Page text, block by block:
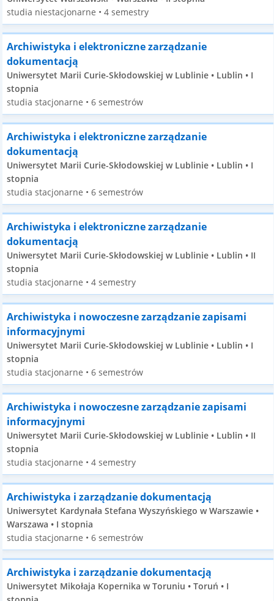
studia niestacjonarne • 4 semestry
Archiwistyka i elektroniczne zarządzanie
dokumentacją
Uniwersytet Marii Curie-Skłodowskiej w Lublinie • Lublin • I
stopnia
studia stacjonarne • 6 semestrów
Archiwistyka i elektroniczne zarządzanie
dokumentacją
Uniwersytet Marii Curie-Skłodowskiej w Lublinie • Lublin • I
stopnia
studia stacjonarne • 6 semestrów
Archiwistyka i elektroniczne zarządzanie
dokumentacją
Uniwersytet Marii Curie-Skłodowskiej w Lublinie • Lublin • II
stopnia
studia stacjonarne • 4 semestry
Archiwistyka i nowoczesne zarządzanie zapisami
informacyjnymi
Uniwersytet Marii Curie-Skłodowskiej w Lublinie • Lublin • I
stopnia
studia stacjonarne • 6 semestrów
Archiwistyka i nowoczesne zarządzanie zapisami
informacyjnymi
Uniwersytet Marii Curie-Skłodowskiej w Lublinie • Lublin • II
stopnia
studia stacjonarne • 4 semestry
Archiwistyka i zarządzanie dokumentacją
Uniwersytet Kardynała Stefana Wyszyńskiego w Warszawie •
Warszawa • I stopnia
studia stacjonarne • 6 semestrów
Archiwistyka i zarządzanie dokumentacją
Uniwersytet Mikołaja Kopernika w Toruniu • Toruń • I